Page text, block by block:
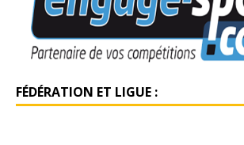
FÉDÉRATION ET LIGUE :